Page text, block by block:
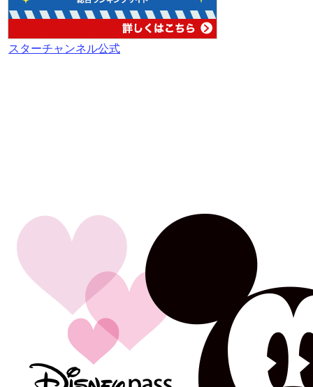
スターチャンネル公式